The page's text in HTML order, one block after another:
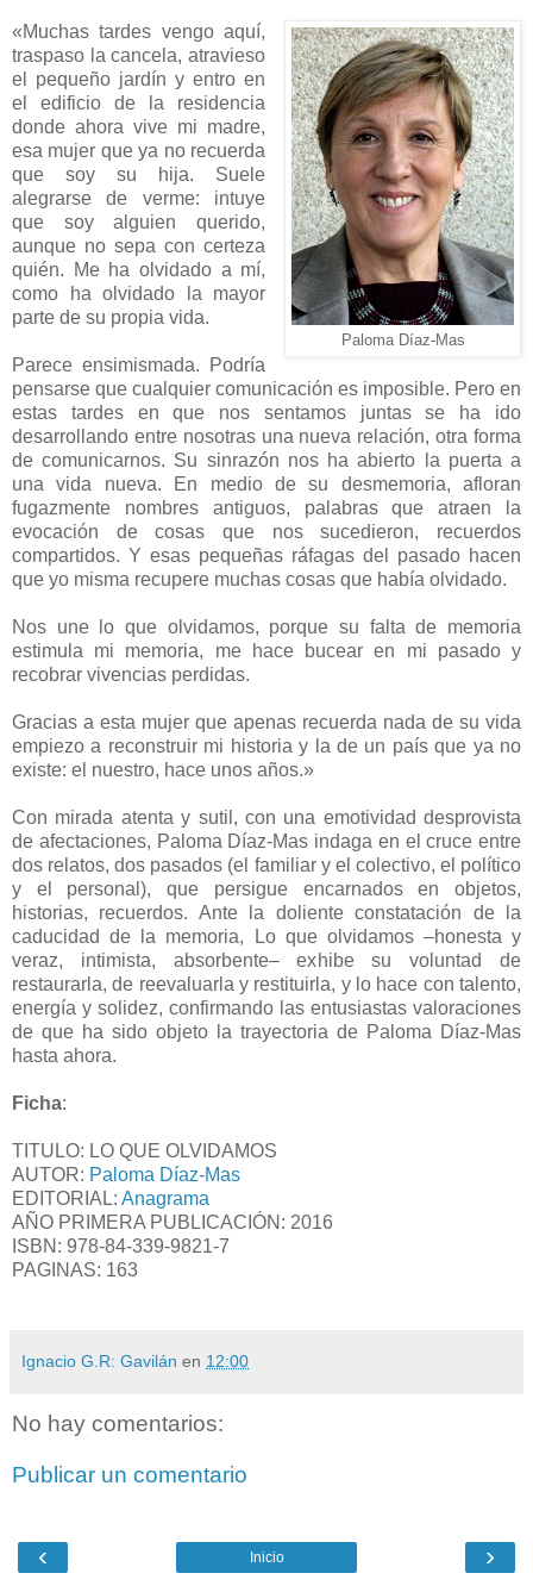
Paloma Díaz-Mas
«Muchas tardes vengo aquí,
traspaso la cancela, atravieso
el pequeño jardín y entro en
el edificio de la residencia
donde ahora vive mi madre,
esa mujer que ya no recuerda
que soy su hija. Suele
alegrarse de verme: intuye
que soy alguien querido,
aunque no sepa con certeza
quién. Me ha olvidado a mí,
como ha olvidado la mayor
parte de su propia vida.
Parece ensimismada. Podría
pensarse que cualquier comunicación es imposible. Pero en
estas tardes en que nos sentamos juntas se ha ido
desarrollando entre nosotras una nueva relación, otra forma
de comunicarnos. Su sinrazón nos ha abierto la puerta a
una vida nueva. En medio de su desmemoria, afloran
fugazmente nombres antiguos, palabras que atraen la
evocación de cosas que nos sucedieron, recuerdos
compartidos. Y esas pequeñas ráfagas del pasado hacen
que yo misma recupere muchas cosas que había olvidado.
Nos une lo que olvidamos, porque su falta de memoria
estimula mi memoria, me hace bucear en mi pasado y
recobrar vivencias perdidas.
Gracias a esta mujer que apenas recuerda nada de su vida
empiezo a reconstruir mi historia y la de un país que ya no
existe: el nuestro, hace unos años.»
Con mirada atenta y sutil, con una emotividad desprovista
de afectaciones, Paloma Díaz-Mas indaga en el cruce entre
dos relatos, dos pasados (el familiar y el colectivo, el político
y el personal), que persigue encarnados en objetos,
historias, recuerdos. Ante la doliente constatación de la
caducidad de la memoria, Lo que olvidamos –honesta y
veraz, intimista, absorbente– exhibe su voluntad de
restaurarla, de reevaluarla y restituirla, y lo hace con talento,
energía y solidez, confirmando las entusiastas valoraciones
de que ha sido objeto la trayectoria de Paloma Díaz-Mas
hasta ahora.
Ficha:
TITULO: LO QUE OLVIDAMOS
AUTOR: Paloma Díaz-Mas
EDITORIAL: Anagrama
AÑO PRIMERA PUBLICACIÓN: 2016
ISBN: 978-84-339-9821-7
PAGINAS: 163
Ignacio G.R: Gavilán en 12:00
No hay comentarios:
Publicar un comentario
‹ ›
Inicio